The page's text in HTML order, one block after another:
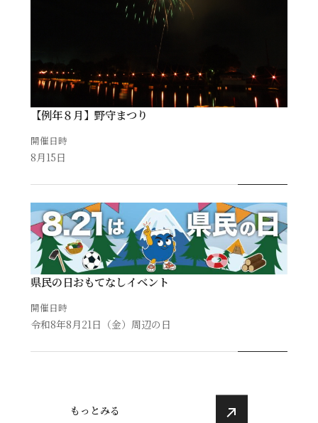
【例年８月】野守まつり
開催日時
8月15日
県民の日おもてなしイベント
開催日時
令和8年8月21日（金）周辺の日
もっとみる